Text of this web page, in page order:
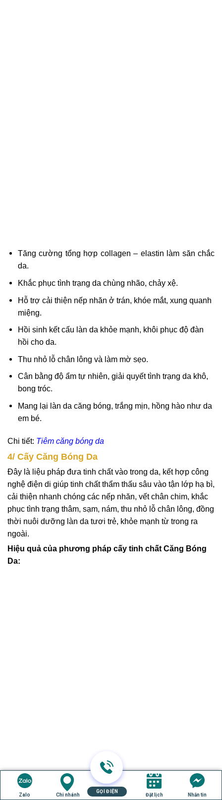
Tăng cường tổng hợp collagen – elastin làm săn chắc
da.
Khắc phục tình trạng da chùng nhão, chảy xệ.
Hỗ trợ cải thiện nếp nhăn ở trán, khóe mắt, xung quanh
miệng.
Hồi sinh kết cấu làn da khỏe mạnh, khôi phục độ đàn
hồi cho da.
Thu nhỏ lỗ chân lông và làm mờ sẹo.
Cân bằng độ ẩm tự nhiên, giải quyết tình trạng da khô,
bong tróc.
Mang lại làn da căng bóng, trắng mịn, hồng hào như da
em bé.
Chi tiết: Tiêm căng bóng da
4/ Cấy Căng Bóng Da
Đây là liệu pháp đưa tinh chất vào trong da, kết hợp công
nghệ điện di giúp tinh chất thẩm thấu sâu vào tận lớp hạ bì,
cải thiện nhanh chóng các nếp nhăn, vết chân chim, khắc
phục tình trạng thâm, sạm, nám, thu nhỏ lỗ chân lông, đồng
thời nuôi dưỡng làn da tươi trẻ, khỏe mạnh từ trong ra
ngoài.
Hiệu quả của phương pháp cấy tinh chất Căng Bóng
Da:
Zalo Chi nhánh
GỌI ĐIỆN
Đặt lịch Nhắn tin